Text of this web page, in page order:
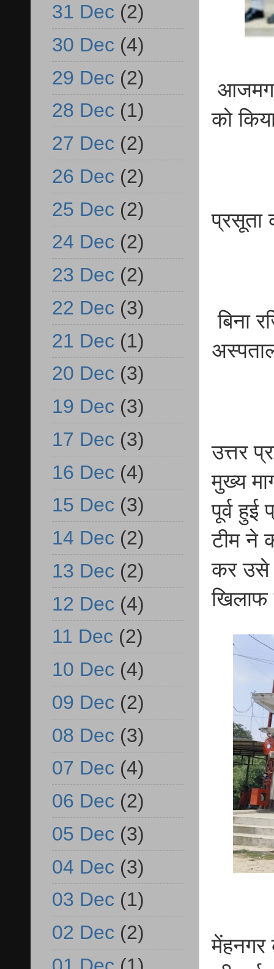
को
प्रसूता
बिना
उत्तर
मुख्य
पूर्व हुई
टीम ने
कर उसे
खिलाफ
मेंहनगर
31 Dec (2)
30 Dec (4)
29 Dec (2)
28 Dec (1)
27 Dec (2)
26 Dec (2)
25 Dec (2)
24 Dec (2)
23 Dec (2)
22 Dec (3)
21 Dec (1)
20 Dec (3)
19 Dec (3)
17 Dec (3)
16 Dec (4)
15 Dec (3)
14 Dec (2)
13 Dec (2)
12 Dec (4)
11 Dec (2)
10 Dec (4)
09 Dec (2)
08 Dec (3)
07 Dec (4)
06 Dec (2)
05 Dec (3)
04 Dec (3)
03 Dec (1)
02 Dec (2)